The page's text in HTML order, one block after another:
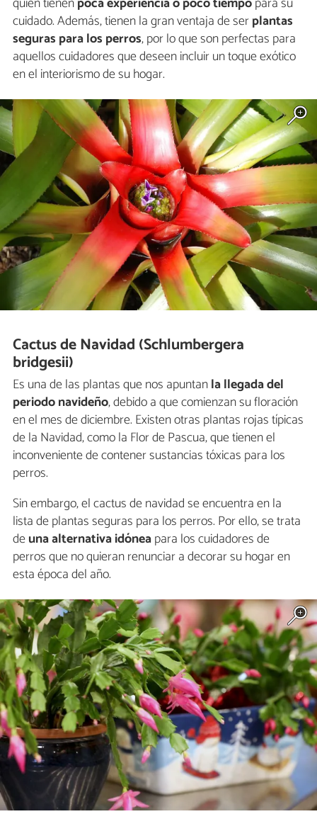
cuidado. Además, tienen la gran ventaja de serplantas
seguras para los perros, por lo que son perfectas para
aquellos cuidadores que deseen incluir un toque exótico
en el interiorismo de su hogar.
Cactus de Navidad (Schlumbergera
bridgesii)
Es una de las plantas que nos apuntanla llegada del
periodo navideño, debido a que comienzan su floración
en el mes de diciembre. Existen otras plantas rojas típicas
de la Navidad, como la Flor de Pascua, que tienen el
inconveniente de contener sustancias tóxicas para los
perros.
Sin embargo, el cactus de navidad se encuentra en la
lista de plantas seguras para los perros. Por ello, se trata
deuna alternativa idóneapara los cuidadores de
perros que no quieran renunciar a decorar su hogar en
esta época del año.